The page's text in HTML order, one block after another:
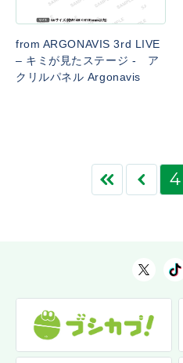
from ARGONAVIS 3rd LIVE
– キミが見たステージ - ア
クリルパネル Argonavis
4